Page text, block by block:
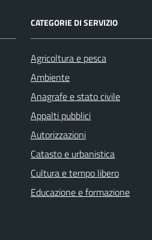
CATEGORIE DI SERVIZIO
Agricoltura e pesca
Ambiente
Anagrafe e stato civile
Appalti pubblici
Autorizzazioni
Catasto e urbanistica
Cultura e tempo libero
Educazione e formazione